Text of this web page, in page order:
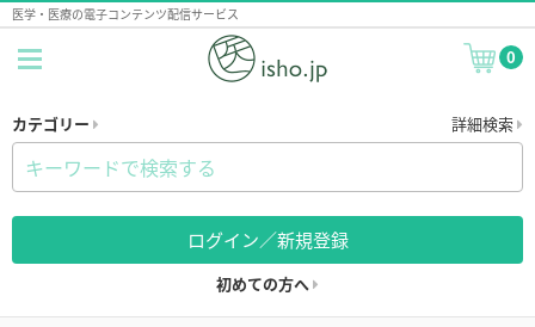
医学・医療の電子コンテンツ配信サービス
0
カテゴリー 詳細検索
ログイン／新規登録
初めての方へ